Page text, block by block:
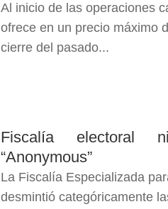
Al inicio de las operaciones
ofrece en un precio máximo
cierre del pasado...
Fiscalía electoral
“Anonymous”
La Fiscalía Especializada
desmintió categóricamente